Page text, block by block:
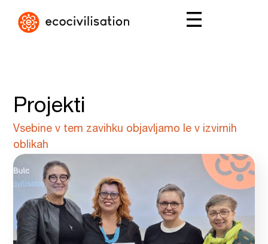
Projekti
Vsebine v tem zavihku objavljamo le v izvirnih
oblikah